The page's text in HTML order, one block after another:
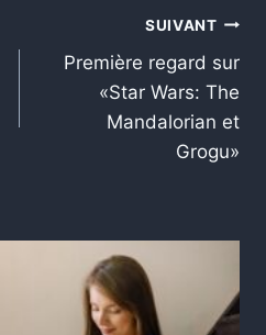
SUIVANT
Première regard sur
«Star Wars: The
Mandalorian et
Grogu»